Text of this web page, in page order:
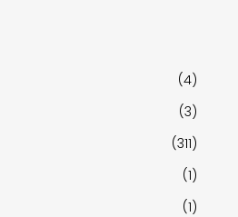
(4)
(3)
(311)
(1)
(1)